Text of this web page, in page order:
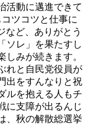
活動に邁進できて
ツコツと仕事に
など、ありがとう
ソレ」を果たすし
みが続きます。
れと自民党役員が
出をすんなりと祝
ルを抱える人もチ
に支障が出るんじ
、秋の解散総選挙